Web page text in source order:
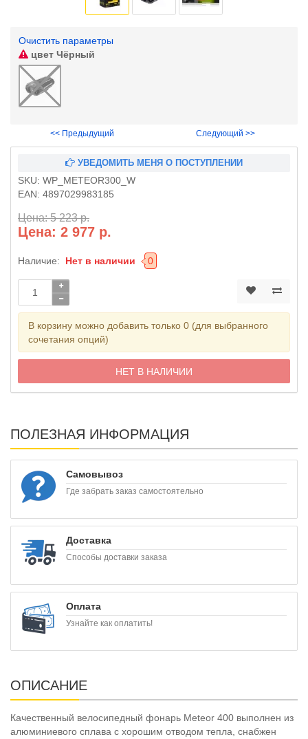
Очистить параметры
цвет Чёрный
<< Предыдущий Следующий >>
УВЕДОМИТЬ МЕНЯ О ПОСТУПЛЕНИИ
SKU: WP_METEOR300_W
EAN: 4897029983185
Цена: 5 223 р.
Цена: 2 977 р.
Наличие: Нет в наличии 0
В корзину можно добавить только 0 (для выбранного
сочетания опций)
НЕТ В НАЛИЧИИ
ПОЛЕЗНАЯ ИНФОРМАЦИЯ
Самовывоз
Где забрать заказ самостоятельно
Доставка
Способы доставки заказа
Оплата
Узнайте как оплатить!
ОПИСАНИЕ
Качественный велосипедный фонарь Meteor 400 выполнен из
алюминиевого сплава с хорошим отводом тепла, снабжен